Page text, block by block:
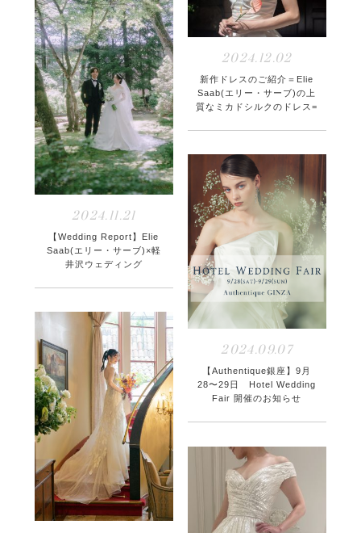
2024.12.02
新作ドレスのご紹介＝Elie
Saab(エリー・サーブ)の上
質なミカドシルクのドレス=
2024.11.21
【Wedding Report】Elie
Saab(エリー・サーブ)×軽
井沢ウェディング
2024.09.07
【Authentique銀座】9月
28〜29日 Hotel Wedding
Fair 開催のお知らせ